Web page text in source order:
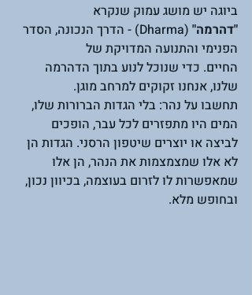
ביוגה יש מושג עמוק שנקרא
"דהרמה"
(Dharma) - הדרך הנכונה, הסדר
הפנימי והתנועה המדויקת של
החיים. כדי שנוכל לנוע בתוך הדהרמה
שלנו, אנחנו זקוקים למרחב מוגן.
תחשבו על נהר: בלי הגדות הברורות שלו,
המים היו מתפזרים לכל עבר, הופכים
לביצה או יוצרים שיטפון הרסני. הגדות הן
לא אלו שמצמצמות את הנהר, הן אלו
שמאפשרות לו לזרום בעוצמה, בכיוון נכון,
ובחופש מלא.